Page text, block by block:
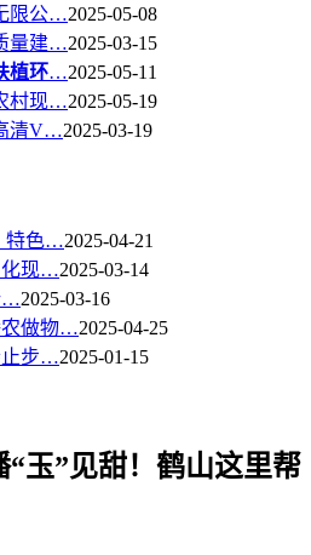
限公…2025-05-08
量建…2025-03-15
植环…2025-05-11
村现…2025-05-19
清V…2025-03-19
特色…2025-04-21
化现…2025-03-14
…2025-03-16
农做物…2025-04-25
止步…2025-01-15
玉”见甜！鹤山这里帮